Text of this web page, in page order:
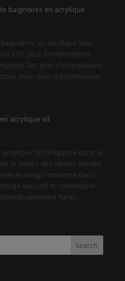
en acrylique box:
170: plus d'informations
Sit: plus d'informations
Style: plus d'informations
acrylique Sit l’élégance dans la
le temps des siècles passés,
le design moderne dans
exclusif et confortable
Relax...